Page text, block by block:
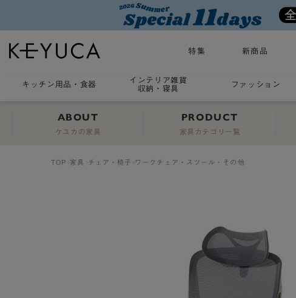
特集 新商品
キッチン用品 ・ 食器
インテリア雑貨
収納・寝具
ファッション
ABOUT
ケユカの家具
PRODUCT
家具カテゴリ一覧
TOP 家具 チェア・椅子 ワークチェア・スツール・その他